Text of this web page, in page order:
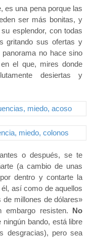
es una pena porque las
ser más bonitas, y
esplendor, con todas
gritando sus ofertas y
no hace sino
el que, mires donde
desiertas y
o después, se te
(a cambio de unas
dentro y contarte la
así como de aquellos
millones de dólares»
resisten. No
ningún bando, está libre
desgracias), pero sea